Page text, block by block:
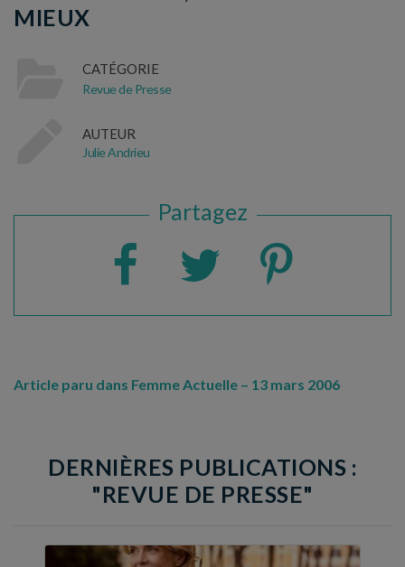
MIEUX
CATÉGORIE
Revue de Presse
AUTEUR
Julie Andrieu
Partagez
Article paru dans Femme Actuelle – 13 mars 2006
DERNIÈRES PUBLICATIONS :
"REVUE DE PRESSE"